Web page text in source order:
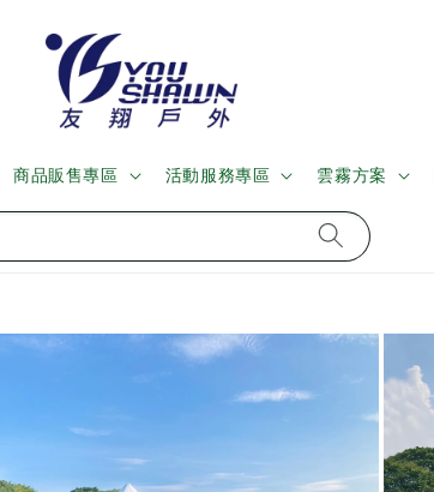
商品販售專區 活動服務專區 雲霧方案